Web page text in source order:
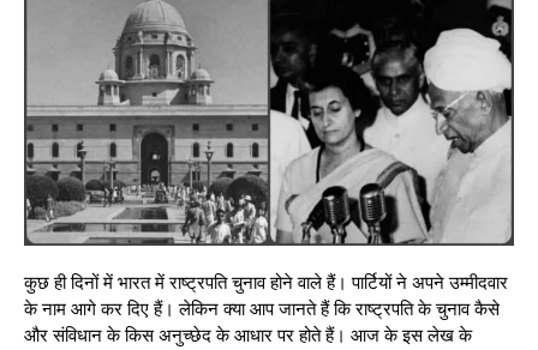
कुछ ही दिनों में भारत में राष्ट्रपति चुनाव होने वाले हैं। पार्टियों ने अपने उम्मीदवार
के नाम आगे कर दिए हैं। लेकिन क्या आप जानते हैं कि राष्ट्रपति के चुनाव कैसे
और संविधान के किस अनुच्छेद के आधार पर होते हैं। आज के इस लेख के